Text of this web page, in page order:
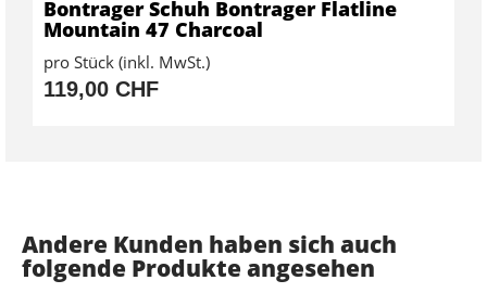
Bontrager Schuh Bontrager Flatline
Mountain 47 Charcoal
pro Stück (inkl. MwSt.)
119,00 CHF
Andere Kunden haben sich auch
folgende Produkte angesehen